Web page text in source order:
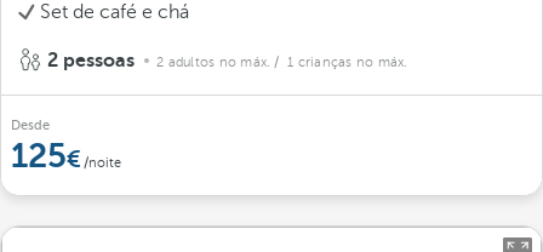
Set de café e chá
2 pessoas 2 adultos no máx. / 1 crianças no máx.
Desde
125 /noite